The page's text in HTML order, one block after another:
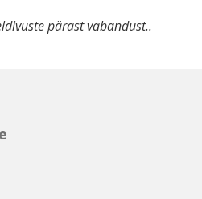
pärast vabandust..